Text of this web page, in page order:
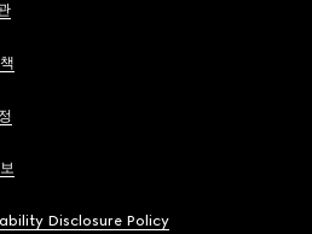
Disclosure Policy